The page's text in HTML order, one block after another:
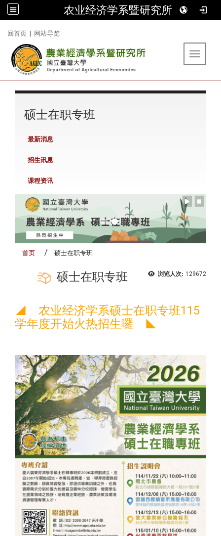
农业经济学系暨研究所
回首页 | 网站导览
Toggle
硕士在职专班
最新消息
招生讯息
课程资讯
首页 硕士在职专班
浏览人次: 129672
硕士在职专班
◢ 农业经济学系硕士在职专班115
学年度开始火热招生囉 ◣